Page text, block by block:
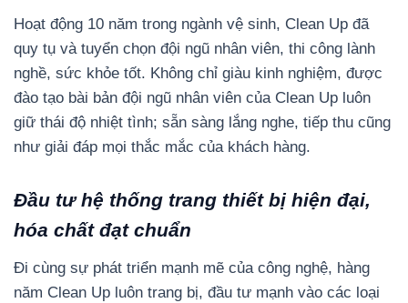
Hoạt động 10 năm trong ngành vệ sinh, Clean Up đã
quy tụ và tuyển chọn đội ngũ nhân viên, thi công lành
nghề, sức khỏe tốt. Không chỉ giàu kinh nghiệm, được
đào tạo bài bản đội ngũ nhân viên của Clean Up luôn
giữ thái độ nhiệt tình; sẵn sàng lắng nghe, tiếp thu cũng
như giải đáp mọi thắc mắc của khách hàng.
Đầu tư hệ thống trang thiết bị hiện đại,
hóa chất đạt chuẩn
Đi cùng sự phát triển mạnh mẽ của công nghệ, hàng
năm Clean Up luôn trang bị, đầu tư mạnh vào các loại